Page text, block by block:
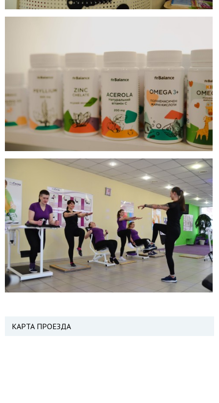
КАРТА ПРОЕЗДА